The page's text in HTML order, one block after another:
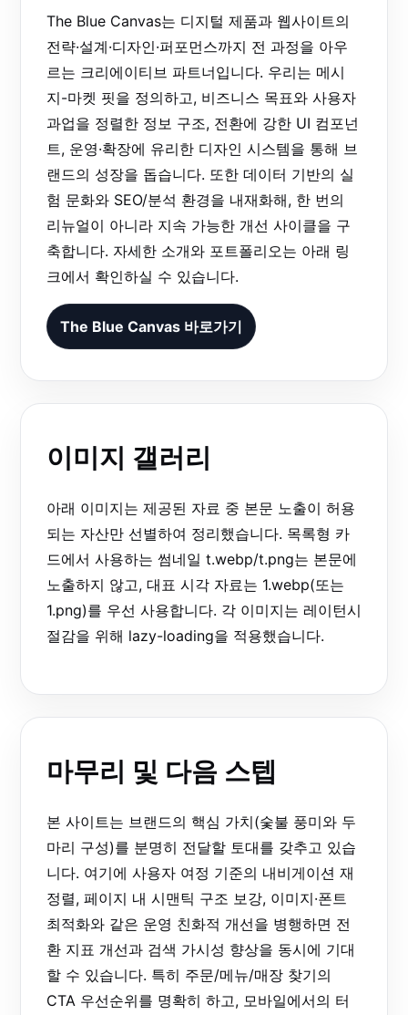
The Blue Canvas는 디지털 제품과 웹사이트의
전략·설계·디자인·퍼포먼스까지 전 과정을 아우
르는 크리에이티브 파트너입니다. 우리는 메시
지-마켓 핏을 정의하고, 비즈니스 목표와 사용자
과업을 정렬한 정보 구조, 전환에 강한 UI 컴포넌
트, 운영·확장에 유리한 디자인 시스템을 통해 브
랜드의 성장을 돕습니다. 또한 데이터 기반의 실
험 문화와 SEO/분석 환경을 내재화해, 한 번의
리뉴얼이 아니라 지속 가능한 개선 사이클을 구
축합니다. 자세한 소개와 포트폴리오는 아래 링
크에서 확인하실 수 있습니다.
The Blue Canvas 바로가기
이미지 갤러리
아래 이미지는 제공된 자료 중 본문 노출이 허용
되는 자산만 선별하여 정리했습니다. 목록형 카
드에서 사용하는 썸네일 t.webp/t.png는 본문에
노출하지 않고, 대표 시각 자료는 1.webp(또는
1.png)를 우선 사용합니다. 각 이미지는 레이턴시
절감을 위해 lazy-loading을 적용했습니다.
마무리 및 다음 스텝
본 사이트는 브랜드의 핵심 가치(숯불 풍미와 두
마리 구성)를 분명히 전달할 토대를 갖추고 있습
니다. 여기에 사용자 여정 기준의 내비게이션 재
정렬, 페이지 내 시맨틱 구조 보강, 이미지·폰트
최적화와 같은 운영 친화적 개선을 병행하면 전
환 지표 개선과 검색 가시성 향상을 동시에 기대
할 수 있습니다. 특히 주문/메뉴/매장 찾기의
CTA 우선순위를 명확히 하고, 모바일에서의 터